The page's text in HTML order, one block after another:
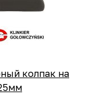
колпак на